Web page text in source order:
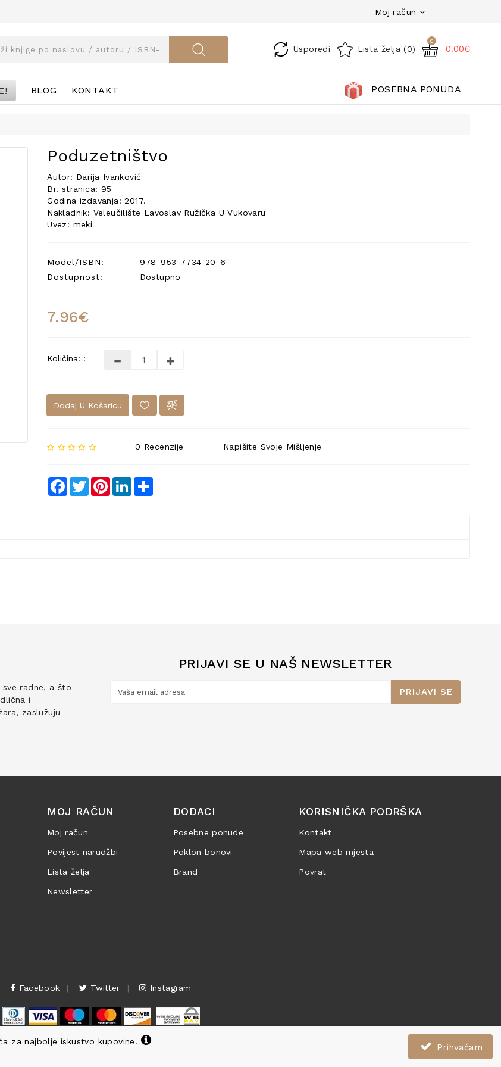
Moj račun
Usporedi Lista želja (0)
0
0.00€
BLOG KONTAKT POSEBNA PONUDA
Poduzetništvo
Autor: Darija Ivanković
Br. stranica: 95
Godina izdavanja: 2017.
Nakladnik: Veleučilište Lavoslav Ružička U Vukovaru
Uvez: meki
Model/ISBN:
978-953-7734-20-6
Dostupnost:
Dostupno
7.96€
Količina: :
Dodaj U Košaricu
0 Recenzije Napišite Svoje Mišljenje
Facebook
TwitterPinterestLinkedIn
za najbolje iskustvo kupovine.
Prihvaćam
sve radne, a što
i
zaslužuju
PRIJAVI SE U NAŠ NEWSLETTER
PRIJAVI SE
MOJ RAČUN
Moj račun
Povijest narudžbi
Lista želja
Newsletter
DODACI
Posebne ponude
Poklon bonovi
Brand
KORISNIČKA PODRŠKA
Kontakt
Mapa web mjesta
Povrat
Facebook Twitter Instagram